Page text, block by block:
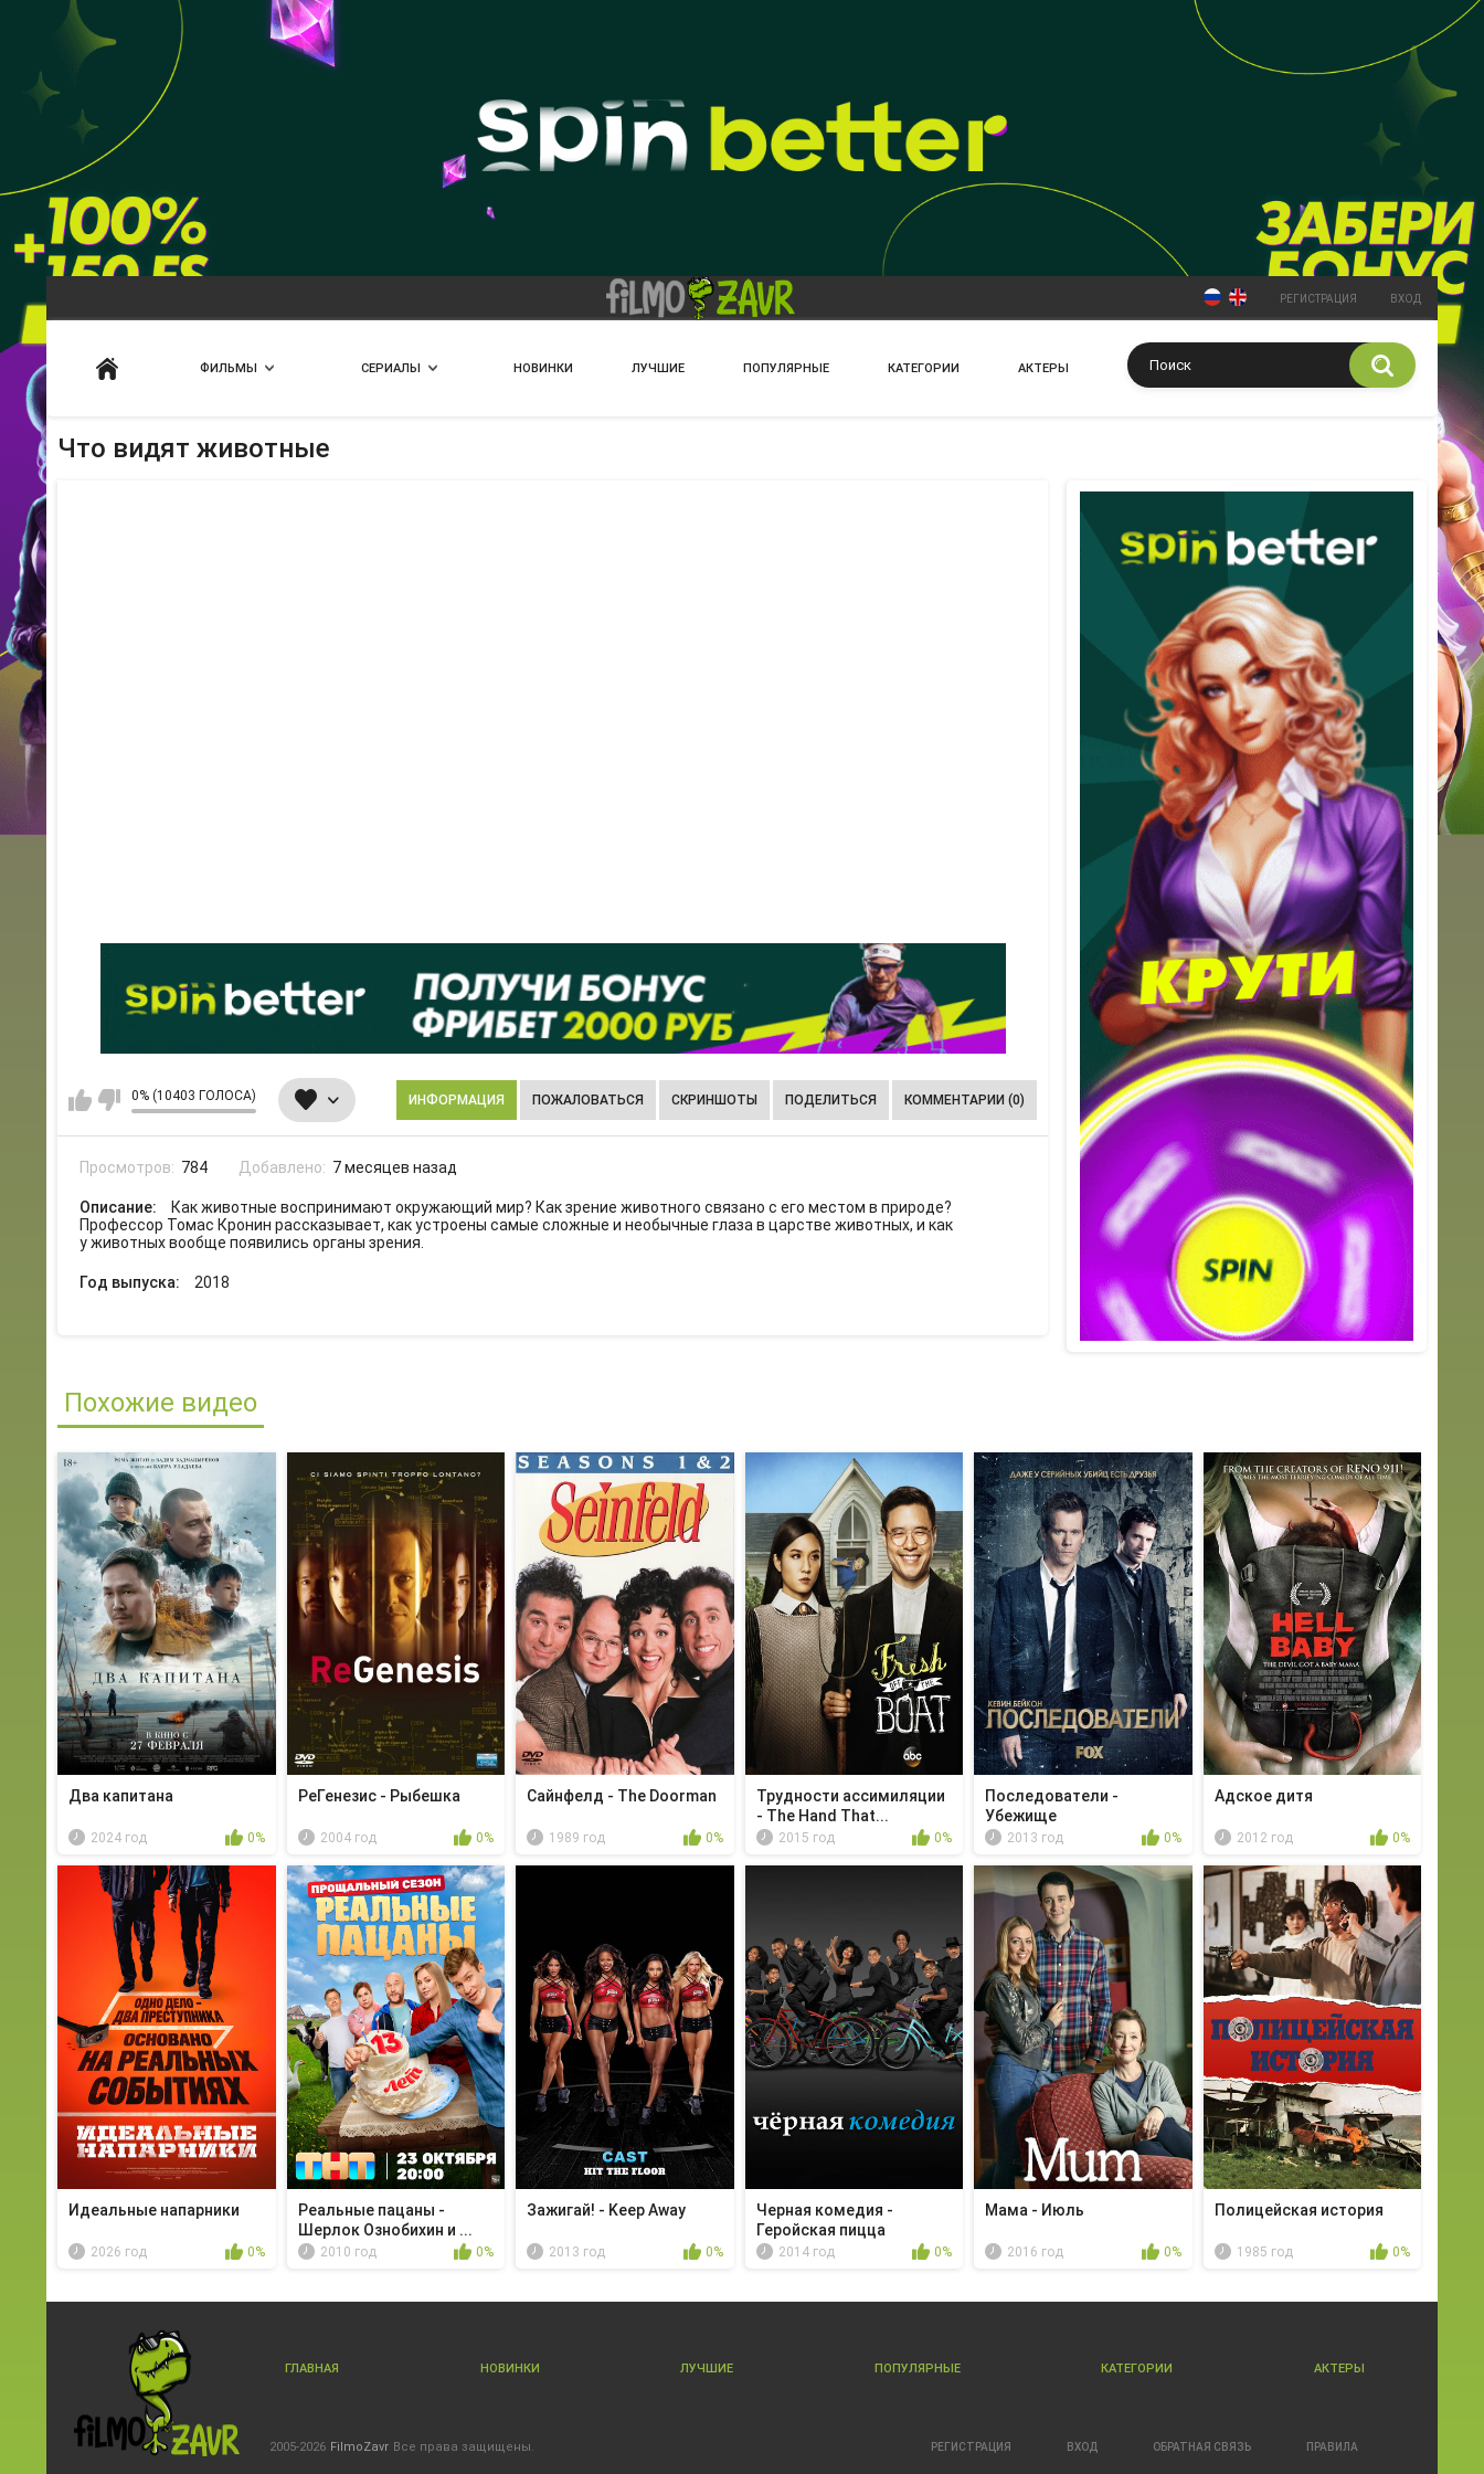
РЕГИСТРАЦИЯ ВХОД
ФИЛЬМЫ СЕРИАЛЫ НОВИНКИ ЛУЧШИЕ ПОПУЛЯРНЫЕ КАТЕГОРИИ АКТЕРЫ
Что видят животные
0% (10403 ГОЛОСА) ИНФОРМАЦИЯ ПОЖАЛОВАТЬСЯ СКРИНШОТЫ ПОДЕЛИТЬСЯ КОММЕНТАРИИ (0)
Просмотров: 784 Добавлено: 7 месяцев назад
Описание:
Как животные воспринимают окружающий мир? Как зрение животного связано с его местом в природе?
Профессор Томас Кронин рассказывает, как устроены самые сложные и необычные глаза в царстве животных, и как
у животных вообще появились органы зрения.
Год выпуска: 2018
Похожие видео
Два капитана
2024 год 0%
РеГенезис - Рыбешка
2004 год 0%
Сайнфелд - The Doorman
1989 год 0%
Трудности ассимиляции
- The Hand That...
2015 год 0%
Последователи -
Убежище
2013 год 0%
Адское дитя
2012 год 0%
Идеальные напарники
2026 год 0%
Реальные пацаны -
Шерлок Ознобихин и ...
2010 год 0%
Зажигай! - Keep Away
2013 год 0%
Черная комедия -
Геройская пицца
2014 год 0%
Мама - Июль
2016 год 0%
Полицейская история
1985 год 0%
ГЛАВНАЯ НОВИНКИ ЛУЧШИЕ ПОПУЛЯРНЫЕ КАТЕГОРИИ АКТЕРЫ
2005-2026 FilmoZavr Все права защищены. РЕГИСТРАЦИЯ ВХОД ОБРАТНАЯ СВЯЗЬ ПРАВИЛА